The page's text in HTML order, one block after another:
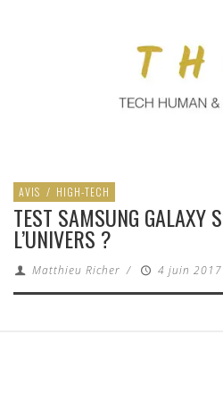
AVIS / HIGH-TECH
TEST SAMSUNG GALAXY
L’UNIVERS ?
Matthieu Richer / 4 juin